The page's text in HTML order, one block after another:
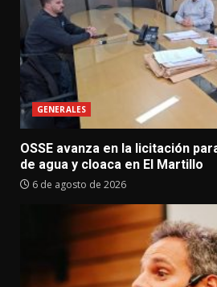
GENERALES
OSSE avanza en la licitación
de agua y cloaca en El Martillo
6 de agosto de 2026